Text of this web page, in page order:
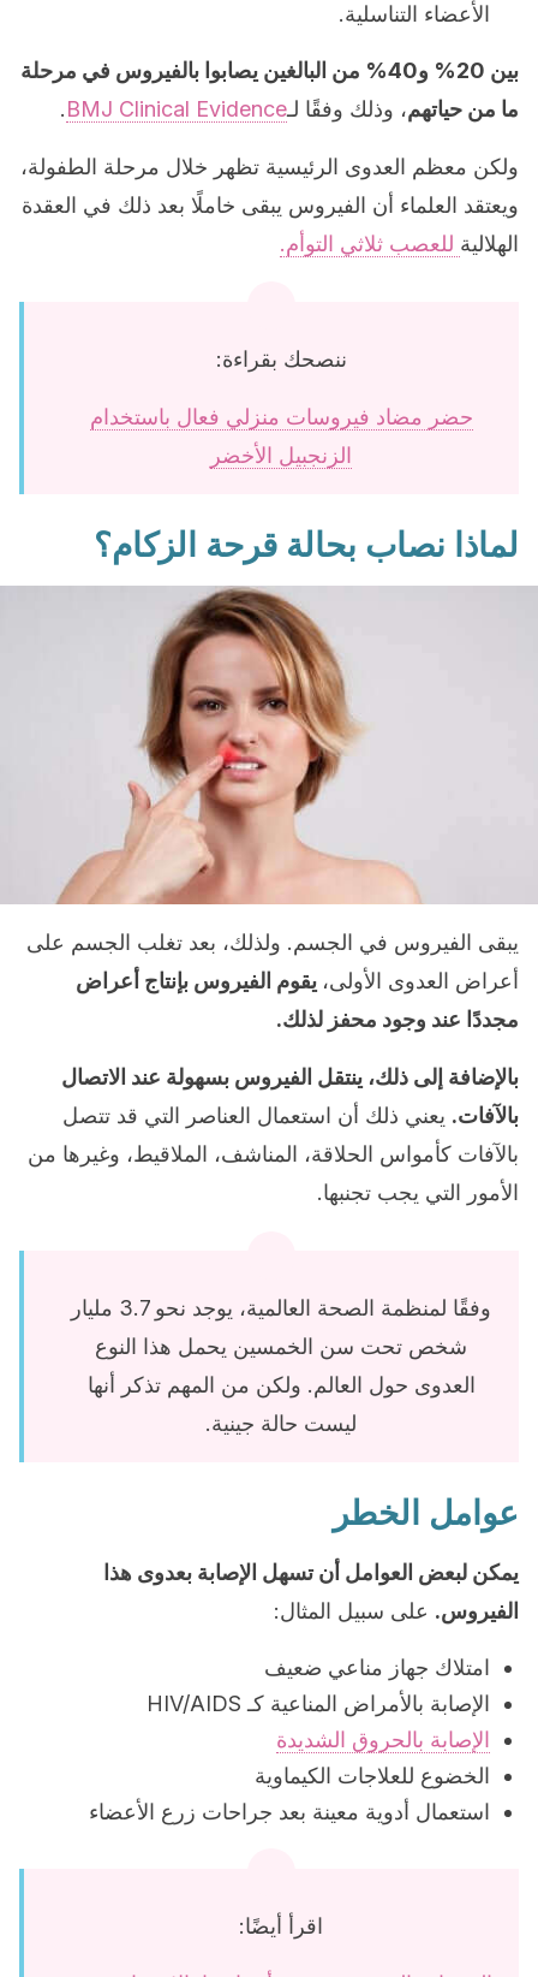
الأعضاء التناسلية.
بين 20% و40% من البالغين يصابوا بالفيروس في مرحلة
ما من حياتهم، وذلك وفقًا لـBMJ Clinical Evidence
.
ولكن معظم العدوى الرئيسية تظهر خلال مرحلة الطفولة،
ويعتقد العلماء أن الفيروس يبقى خاملًا بعد ذلك في العقدة
الهلالية للعصب ثلاثي التوأم.
ننصحك بقراءة:
حضر مضاد فيروسات منزلي فعال باستخدام
الزنجبيل الأخضر
لماذا نصاب بحالة قرحة الزكام؟
يبقى الفيروس في الجسم. ولذلك، بعد تغلب الجسم على
أعراض العدوى الأولى، يقوم الفيروس بإنتاج أعراض
مجددًا عند وجود محفز لذلك.
بالإضافة إلى ذلك، ينتقل الفيروس بسهولة عند الاتصال
بالآفات. يعني ذلك أن استعمال العناصر التي قد تتصل
بالآفات كأمواس الحلاقة، المناشف، الملاقيط، وغيرها من
الأمور التي يجب تجنبها.
وفقًا لمنظمة الصحة العالمية، يوجد نحو 3.7 مليار
شخص تحت سن الخمسين يحمل هذا النوع
العدوى حول العالم. ولكن من المهم تذكر أنها
ليست حالة جينية.
عوامل الخطر
يمكن لبعض العوامل أن تسهل الإصابة بعدوى هذا
الفيروس. على سبيل المثال:
امتلاك جهاز مناعي ضعيف
الإصابة بالأمراض المناعية كـ HIV/AIDS
الإصابة بالحروق الشديدة
الخضوع للعلاجات الكيماوية
استعمال أدوية معينة بعد جراحات زرع الأعضاء
اقرأ أيضًا: